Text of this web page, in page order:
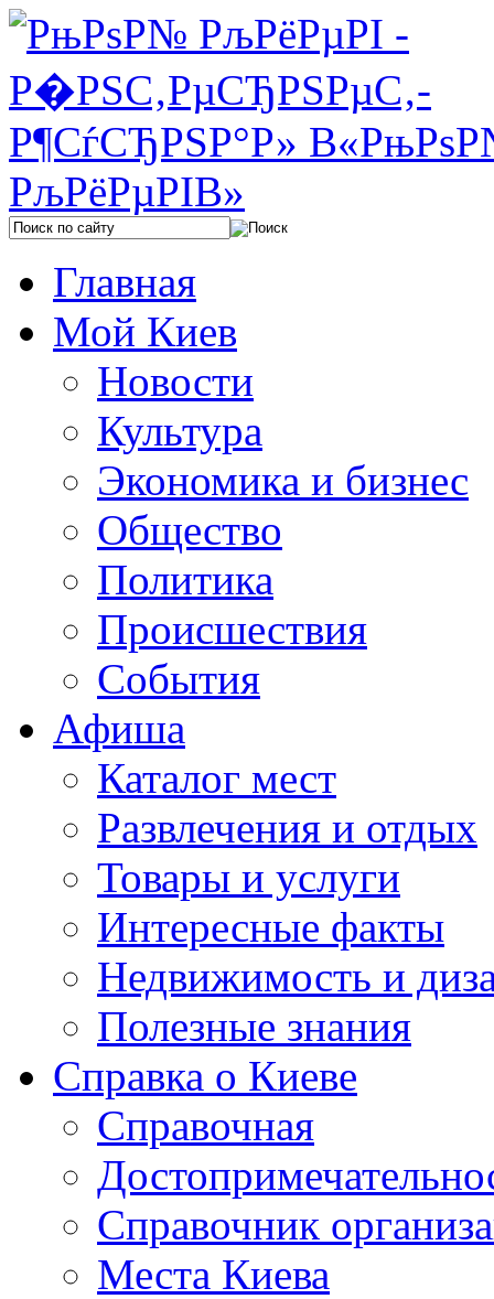
Главная
Мой Киев
Новости
Культура
Экономика и бизнес
Общество
Политика
Происшествия
События
Афиша
Каталог мест
Развлечения и отдых
Товары и услуги
Интересные факты
Недвижимость и
Полезные знания
Справка о Киеве
Справочная
Справочник
Места Киева